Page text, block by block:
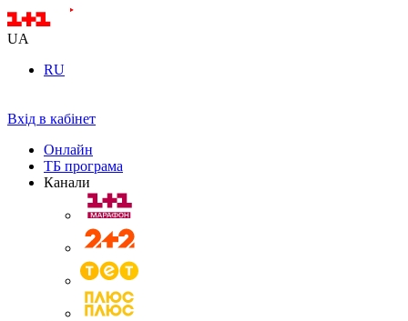
UA
RU
Вхід в кабінет
Онлайн
ТБ програма
Канали